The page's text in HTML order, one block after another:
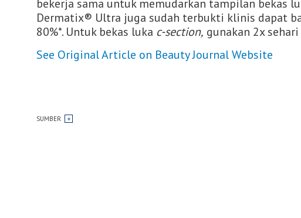
bekerja sama untuk memudarkan tampilan bekas
Dermatix® Ultra juga sudah terbukti klinis dapat
80%*. Untuk bekas luka c-section, gunakan 2x
See Original Article on Beauty Journal Website
SUMBER